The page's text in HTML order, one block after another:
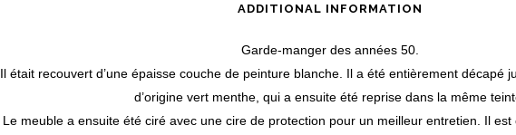
ADDITIONAL INFORMATION
Garde-manger des années 50.
Il était recouvert d’une épaisse couche de peinture blanche. Il a été entièrement décapé
d’origine vert menthe, qui a ensuite été reprise dans la même
Le meuble a ensuite été ciré avec une cire de protection pour un meilleur entretien. Il est